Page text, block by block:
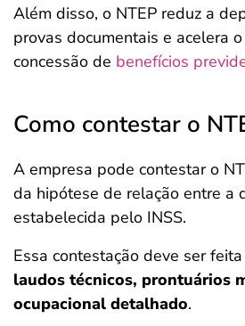
Além disso, o NTEP reduz a
provas documentais e acelera
concessão de benefícios
Como contestar o
A empresa pode contestar o
da hipótese de relação entre a
estabelecida pelo INSS.
Essa contestação deve ser
laudos técnicos, prontuários
ocupacional detalhado.